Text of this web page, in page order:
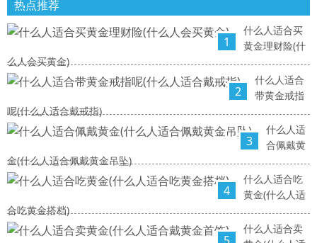
热点推荐
1
什么人适合买
黄金理财险(什
么人会买黄金)
2
什么人适合
带黄金戒指
呢(什么人适合戴戒指)
3
什么人适
合佩戴黄
金(什么人适合佩戴黄金吊坠)
4
什么人适合吃
黄金(什么人适
合吃黄金搭档)
什么人适合卖